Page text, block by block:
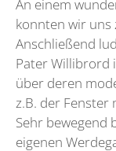
An einem
konnten wir uns
Anschließend
Pater Willibrord
über deren
z.B. der
Sehr bewegend
eigenen